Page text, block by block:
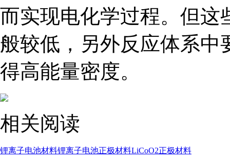
而实现电化学过程。但这
般较低，另外反应体系中
得高能量密度。
相关阅读
锂离子电池材料锂离子电池正极材料LiCoO2正极材料